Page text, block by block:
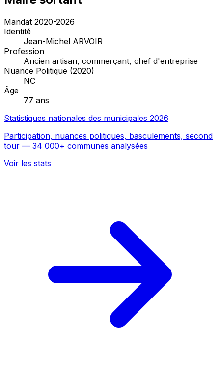
Mandat 2020-2026
Identité
Jean-Michel ARVOIR
Profession
Ancien artisan, commerçant, chef d'entreprise
Nuance Politique (2020)
NC
Âge
77 ans
Statistiques nationales des municipales 2026
Participation, nuances politiques, basculements, second
tour — 34 000+ communes analysées
Voir les stats